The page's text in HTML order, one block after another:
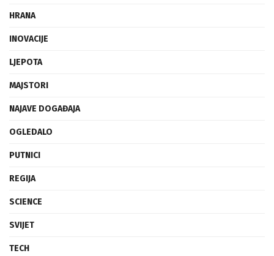
HRANA
INOVACIJE
LJEPOTA
MAJSTORI
NAJAVE DOGAĐAJA
OGLEDALO
PUTNICI
REGIJA
SCIENCE
SVIJET
TECH